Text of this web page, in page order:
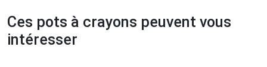
Ces pots à crayons peuvent vous
intéresser